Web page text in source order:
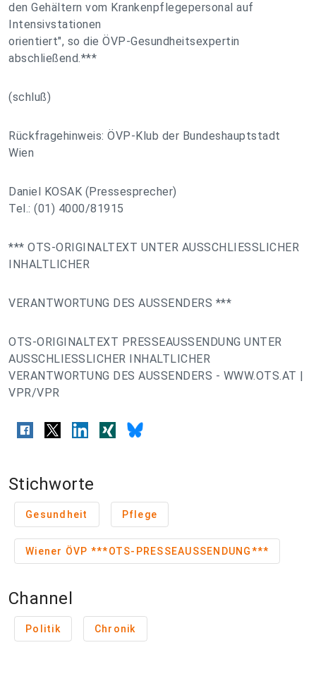
den Gehältern vom Krankenpflegepersonal auf
Intensivstationen
orientiert", so die ÖVP-Gesundheitsexpertin
abschließend.***
(schluß)
Rückfragehinweis: ÖVP-Klub der Bundeshauptstadt
Wien
Daniel KOSAK (Pressesprecher)
Tel.: (01) 4000/81915
*** OTS-ORIGINALTEXT UNTER AUSSCHLIESSLICHER
INHALTLICHER
VERANTWORTUNG DES AUSSENDERS ***
OTS-ORIGINALTEXT PRESSEAUSSENDUNG UNTER
AUSSCHLIESSLICHER INHALTLICHER
VERANTWORTUNG DES AUSSENDERS - WWW.OTS.AT |
VPR/VPR
Stichworte
Gesundheit Pflege
Wiener ÖVP ***OTS-PRESSEAUSSENDUNG***
Channel
Politik Chronik